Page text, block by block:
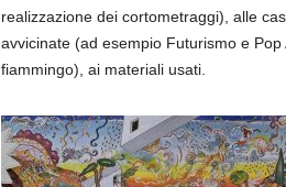
realizzazione dei cortometraggi), alle
avvicinate (ad esempio Futurismo e
fiammingo), ai materiali usati.